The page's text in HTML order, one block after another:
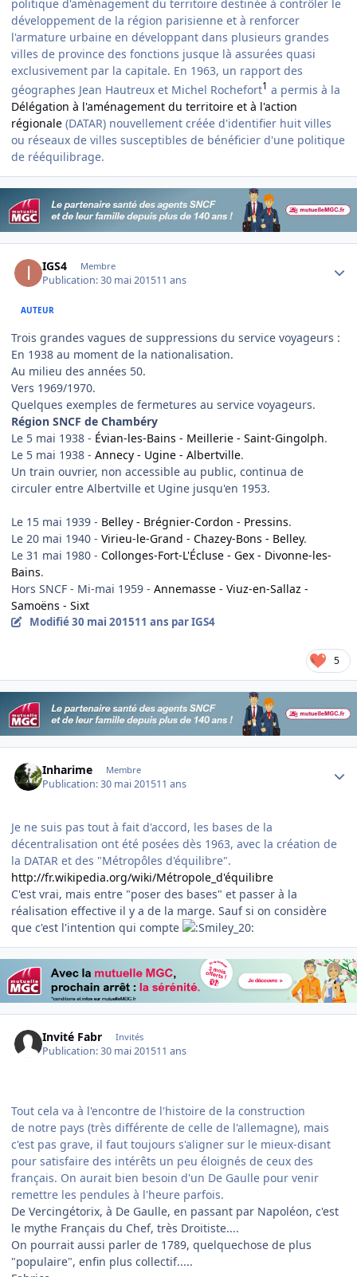
politique d'aménagement du territoire destinée à contrôler le
développement de la région parisienne et à renforcer
l'armature urbaine en développant dans plusieurs grandes
villes de province des fonctions jusque là assurées quasi
exclusivement par la capitale. En 1963, un rapport des
géographes Jean Hautreux et Michel Rochefort1 a permis à la
Délégation à l'aménagement du territoire et à l'action
régionale (DATAR) nouvellement créée d'identifier huit villes
ou réseaux de villes susceptibles de bénéficier d'une politique
de rééquilibrage.
IGS4 Membre
Publication:30 mai 201511 ans
AUTEUR
Trois grandes vagues de suppressions du service voyageurs :
En 1938 au moment de la nationalisation.
Au milieu des années 50.
Vers 1969/1970.
Quelques exemples de fermetures au service voyageurs.
Région SNCF de Chambéry
Le 5 mai 1938 - Évian-les-Bains - Meillerie - Saint-Gingolph.
Le 5 mai 1938 - Annecy - Ugine - Albertville.
Un train ouvrier, non accessible au public, continua de
circuler entre Albertville et Ugine jusqu'en 1953.
Le 15 mai 1939 - Belley - Brégnier-Cordon - Pressins.
Le 20 mai 1940 - Virieu-le-Grand - Chazey-Bons - Belley.
Le 31 mai 1980 - Collonges-Fort-L'Écluse - Gex - Divonne-les-
Bains.
Hors SNCF - Mi-mai 1959 - Annemasse - Viuz-en-Sallaz -
Samoëns - Sixt
Modifié30 mai 201511 ans par IGS4
5
Inharime Membre
Publication:30 mai 201511 ans
Je ne suis pas tout à fait d'accord, les bases de la
décentralisation ont été posées dès 1963, avec la création de
la DATAR et des "Métropôles d'équilibre".
http://fr.wikipedia.org/wiki/Métropole_d'équilibre
​C'est vrai, mais entre "poser des bases" et passer à la
réalisation effective il y a de la marge. Sauf si on considère
que c'est l'intention qui compte
Invité Fabr Invités
Publication:30 mai 201511 ans
Tout cela va à l'encontre de l'histoire de la construction
de notre pays (très différente de celle de l'allemagne), mais
c'est pas grave, il faut toujours s'aligner sur le mieux-disant
pour satisfaire des intérêts un peu éloignés de ceux des
français. On aurait bien besoin d'un De Gaulle pour venir
remettre les pendules à l'heure parfois.
​De Vercingétorix, à De Gaulle, en passant par Napoléon, c'est
le mythe Français du Chef, très Droitiste....
On pourrait aussi parler de 1789, quelquechose de plus
"populaire", enfin plus collectif.....